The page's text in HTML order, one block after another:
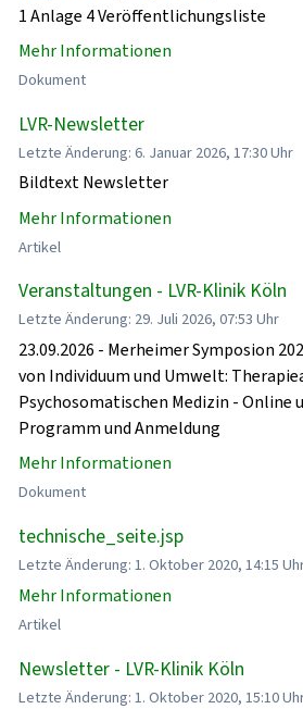
1 Anlage 4 Veröffentlichungsliste
Mehr Informationen
Dokument
LVR-Newsletter
Letzte Änderung: 6. Januar 2026, 17:30 Uhr
Bildtext Newsletter
Mehr Informationen
Artikel
Veranstaltungen - LVR-Klinik Köln
Letzte Änderung: 29. Juli 2026, 07:53 Uhr
23.09.2026 - Merheimer Symposion
von Individuum und Umwelt:
Psychosomatischen Medizin - Online
Programm und Anmeldung
Mehr Informationen
Dokument
technische_seite.jsp
Letzte Änderung: 1. Oktober 2020, 14:15
Mehr Informationen
Artikel
Newsletter - LVR-Klinik Köln
Letzte Änderung: 1. Oktober 2020, 15:10